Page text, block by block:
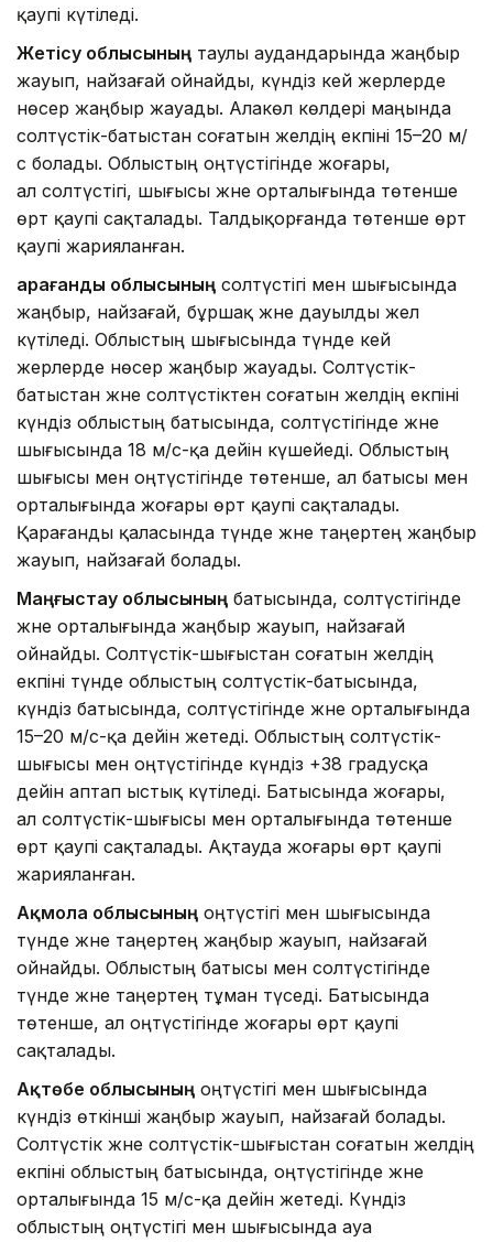
қаупі күтіледі.
Жетісу облысының таулы аудандарында жаңбыр
жауып, найзағай ойнайды, күндіз кей жерлерде
нөсер жаңбыр жауады. Алакөл көлдері маңында
солтүстік-батыстан соғатын желдің екпіні 15–20 м/
с болады. Облыстың оңтүстігінде жоғары,
ал солтүстігі, шығысы және орталығында төтенше
өрт қаупі сақталады. Талдықорғанда төтенше өрт
қаупі жарияланған.
Қарағанды облысының солтүстігі мен шығысында
жаңбыр, найзағай, бұршақ және дауылды жел
күтіледі. Облыстың шығысында түнде кей
жерлерде нөсер жаңбыр жауады. Солтүстік-
батыстан және солтүстіктен соғатын желдің екпіні
күндіз облыстың батысында, солтүстігінде және
шығысында 18 м/с-қа дейін күшейеді. Облыстың
шығысы мен оңтүстігінде төтенше, ал батысы мен
орталығында жоғары өрт қаупі сақталады.
Қарағанды қаласында түнде және таңертең жаңбыр
жауып, найзағай болады.
Маңғыстау облысының батысында, солтүстігінде
және орталығында жаңбыр жауып, найзағай
ойнайды. Солтүстік-шығыстан соғатын желдің
екпіні түнде облыстың солтүстік-батысында,
күндіз батысында, солтүстігінде және орталығында
15–20 м/с-қа дейін жетеді. Облыстың солтүстік-
шығысы мен оңтүстігінде күндіз +38 градусқа
дейін аптап ыстық күтіледі. Батысында жоғары,
ал солтүстік-шығысы мен орталығында төтенше
өрт қаупі сақталады. Ақтауда жоғары өрт қаупі
жарияланған.
Ақмола облысының оңтүстігі мен шығысында
түнде және таңертең жаңбыр жауып, найзағай
ойнайды. Облыстың батысы мен солтүстігінде
түнде және таңертең тұман түседі. Батысында
төтенше, ал оңтүстігінде жоғары өрт қаупі
сақталады.
Ақтөбе облысының оңтүстігі мен шығысында
күндіз өткінші жаңбыр жауып, найзағай болады.
Солтүстік және солтүстік-шығыстан соғатын желдің
екпіні облыстың батысында, оңтүстігінде және
орталығында 15 м/с-қа дейін жетеді. Күндіз
облыстың оңтүстігі мен шығысында ауа